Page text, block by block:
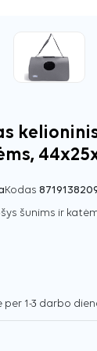
Kodas
šunims ir
1-3 darbo